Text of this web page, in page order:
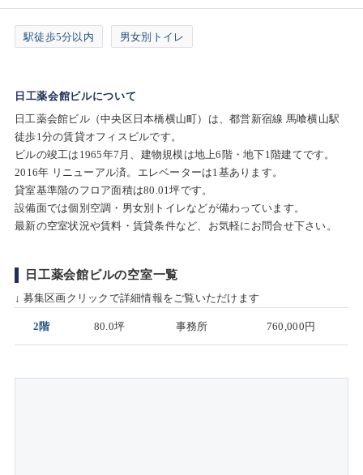
駅徒歩5分以内 男女別トイレ
日工薬会館ビルについて
日工薬会館ビル（中央区日本橋横山町）は、都営新宿線 馬喰横山駅
徒歩1分の賃貸オフィスビルです。
ビルの竣工は1965年7月、建物規模は地上6階・地下1階建てです。
2016年 リニューアル済。エレベーターは1基あります。
貸室基準階のフロア面積は80.01坪です。
設備面では個別空調・男女別トイレなどが備わっています。
最新の空室状況や賃料・賃貸条件など、お気軽にお問合せ下さい。
日工薬会館ビルの空室一覧
↓ 募集区画クリックで詳細情報をご覧いただけます
2階 80.0坪 事務所 760,000円